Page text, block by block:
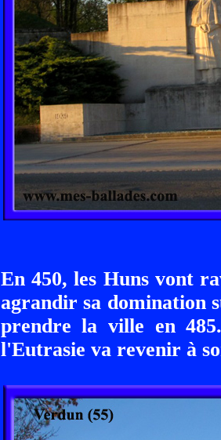
En 450, les Huns vont
agrandir sa domination
prendre la ville en
l'Eutrasie va revenir à